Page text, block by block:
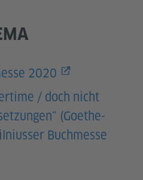
2020
/ doch nicht
(Goethe-
Buchmesse